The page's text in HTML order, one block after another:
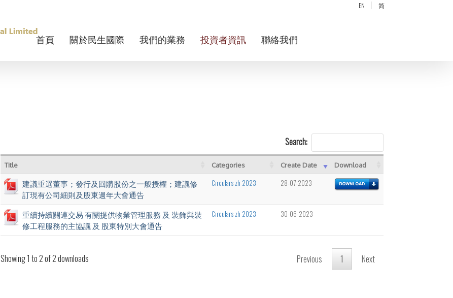
EN 简
首頁 關於民生國際 我們的業務 投資者資訊 聯絡我們
Search:
Title Categories Create Date Download
建議重選董事；發行及回購股份之一般授權；建議修
訂現有公司細則及股東週年大會通告
Circulars zh 2023 28-07-2023
重續持續關連交易 有關提供物業管理服務 及 裝飾與裝
修工程服務的主協議 及 股東特別大會通告
Circulars zh 2023 30-06-2023
Showing 1 to 2 of 2 downloads Previous 1 Next